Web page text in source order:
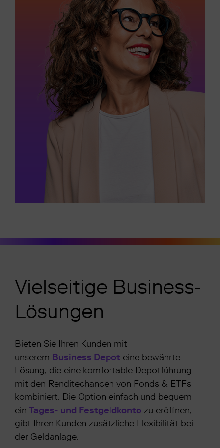
Vielseitige Business-
Lösungen
Bieten Sie Ihren Kunden mit
unserem Business Depot eine bewährte
Lösung, die eine komfortable Depotführung
mit den Renditechancen von Fonds & ETFs
kombiniert. Die Option einfach und bequem
ein Tages- und Festgeldkonto zu eröffnen,
gibt Ihren Kunden zusätzliche Flexibilität bei
der Geldanlage.